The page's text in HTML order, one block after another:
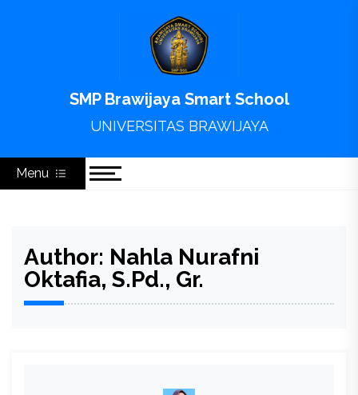
SMP Brawijaya Smart School
UNIVERSITAS BRAWIJAYA
Menu
Author: Nahla Nurafni
Oktafia, S.Pd., Gr.